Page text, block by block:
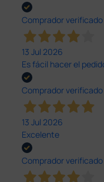
Comprador verificado
13 Jul 2026
Es fácil hacer el
Comprador verificado
13 Jul 2026
Excelente
Comprador verificado